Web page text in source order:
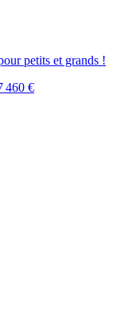
petits et grands !
460 €